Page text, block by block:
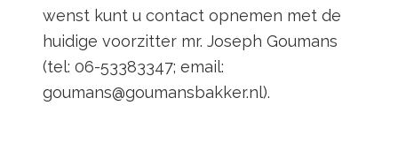
wenst kunt u contact opnemen met de
huidige voorzitter mr. Joseph Goumans
(tel: 06-53383347; email:
goumans@goumansbakker.nl).